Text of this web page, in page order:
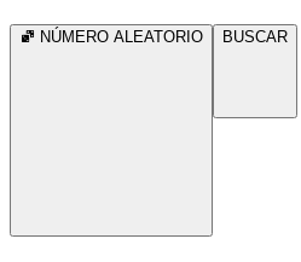
NÚMERO ALEATORIO BUSCAR